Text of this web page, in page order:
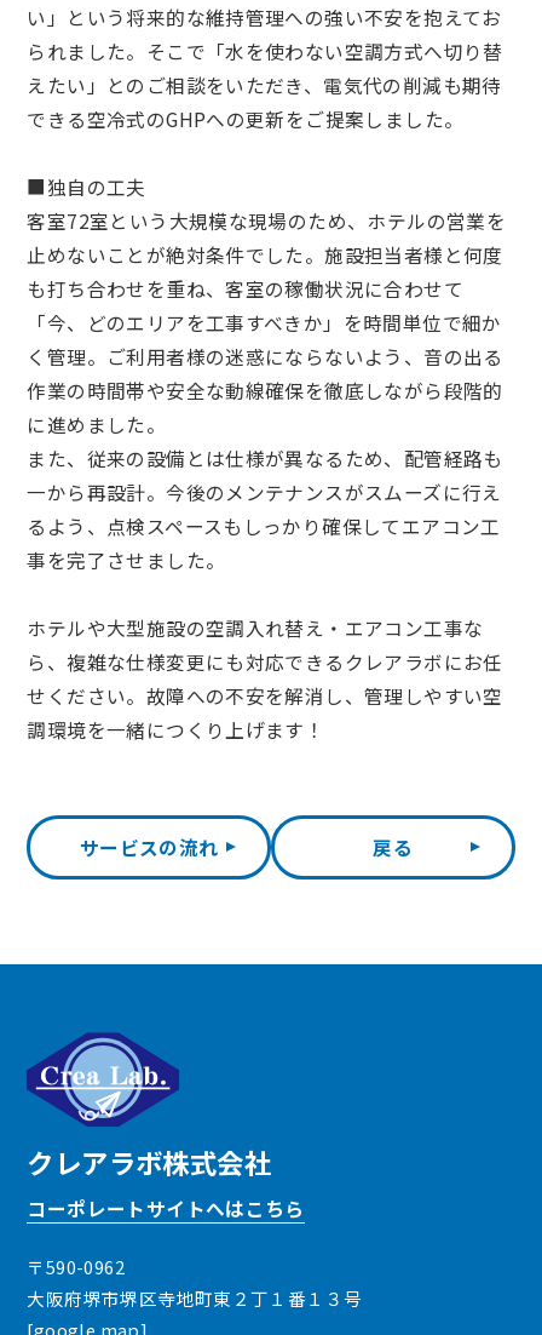
い」という将来的な維持管理への強い不安を抱えてお
られました。そこで「水を使わない空調方式へ切り替
えたい」とのご相談をいただき、電気代の削減も期待
できる空冷式のGHPへの更新をご提案しました。
■独自の工夫
客室72室という大規模な現場のため、ホテルの営業を
止めないことが絶対条件でした。施設担当者様と何度
も打ち合わせを重ね、客室の稼働状況に合わせて
「今、どのエリアを工事すべきか」を時間単位で細か
く管理。ご利用者様の迷惑にならないよう、音の出る
作業の時間帯や安全な動線確保を徹底しながら段階的
に進めました。
また、従来の設備とは仕様が異なるため、配管経路も
一から再設計。今後のメンテナンスがスムーズに行え
るよう、点検スペースもしっかり確保してエアコン工
事を完了させました。
ホテルや大型施設の空調入れ替え・エアコン工事な
ら、複雑な仕様変更にも対応できるクレアラボにお任
せください。故障への不安を解消し、管理しやすい空
調環境を一緒につくり上げます！
サービスの流れ 戻る
クレアラボ株式会社
コーポレートサイトへはこちら
〒590-0962
大阪府堺市堺区寺地町東２丁１番１３号
[google map]